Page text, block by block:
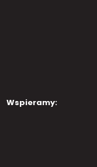
Wspieramy: